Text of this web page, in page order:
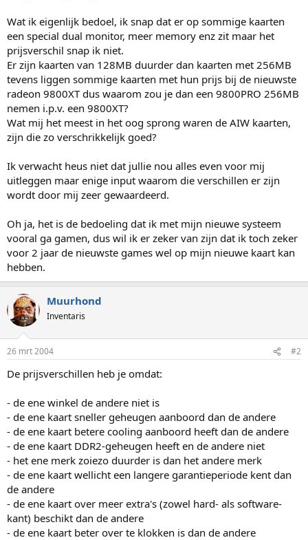
Wat ik eigenlijk bedoel, ik snap dat er op sommige kaarten
een special dual monitor, meer memory enz zit maar het
prijsverschil snap ik niet.
Er zijn kaarten van 128MB duurder dan kaarten met 256MB
tevens liggen sommige kaarten met hun prijs bij de nieuwste
radeon 9800XT dus waarom zou je dan een 9800PRO 256MB
nemen i.p.v. een 9800XT?
Wat mij het meest in het oog sprong waren de AIW kaarten,
zijn die zo verschrikkelijk goed?
Ik verwacht heus niet dat jullie nou alles even voor mij
uitleggen maar enige input waarom die verschillen er zijn
wordt door mij zeer gewaardeerd.
Oh ja, het is de bedoeling dat ik met mijn nieuwe systeem
vooral ga gamen, dus wil ik er zeker van zijn dat ik toch zeker
voor 2 jaar de nieuwste games wel op mijn nieuwe kaart kan
hebben.
Muurhond
Inventaris
26 mrt 2004 #2
De prijsverschillen heb je omdat:
- de ene winkel de andere niet is
- de ene kaart sneller geheugen aanboord dan de andere
- de ene kaart betere cooling aanboord heeft dan de andere
- de ene kaart DDR2-geheugen heeft en de andere niet
- het ene merk zoiezo duurder is dan het andere merk
- de ene kaart wellicht een langere garantieperiode kent dan
de andere
- de ene kaart over meer extra's (zowel hard- als software-
kant) beschikt dan de andere
- de ene kaart beter over te klokken is dan de andere